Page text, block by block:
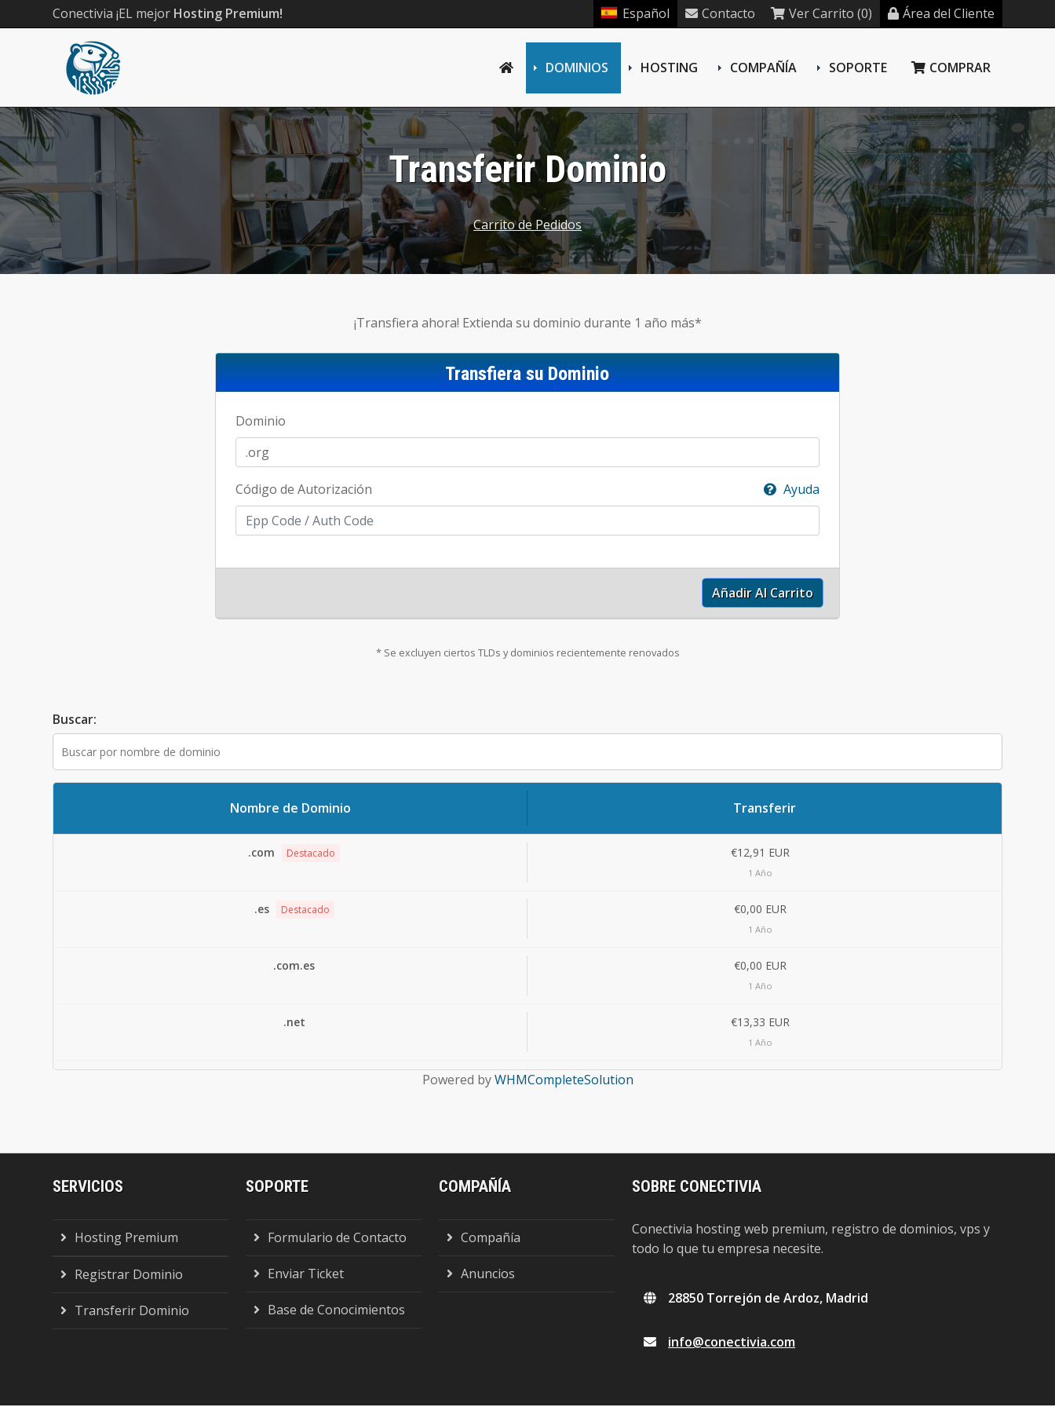
Conectivia ¡EL mejor Hosting Premium! Español Contacto Ver Carrito (0) Área del Cliente
DOMINIOS HOSTING COMPAÑÍA SOPORTE COMPRAR
Transferir Dominio
Carrito de Pedidos
¡Transfiera ahora! Extienda su dominio durante 1 año más*
Transfiera su Dominio
Dominio
Código de Autorización Ayuda
Añadir Al Carrito
* Se excluyen ciertos TLDs y dominios recientemente renovados
Buscar:
Nombre de Dominio Transferir
.com Destacado €12,91 EUR
1 Año
.es Destacado €0,00 EUR
1 Año
.com.es €0,00 EUR
1 Año
.net €13,33 EUR
1 Año
1 Año
.org €13,54 EUR
€0,00 EUR
.gob.es €0,00 EUR
Powered byWHMCompleteSolution
SERVICIOS
Hosting Premium
Registrar Dominio
Transferir Dominio
SOPORTE
Formulario de Contacto
Enviar Ticket
Base de Conocimientos
COMPAÑÍA
Compañía
Anuncios
SOBRE CONECTIVIA
Conectivia hosting web premium, registro de dominios, vps y
todo lo que tu empresa necesite.
28850 Torrejón de Ardoz, Madrid
info@conectivia.com